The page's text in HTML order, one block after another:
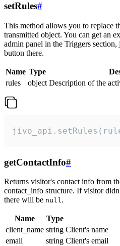
setRules#
This method allows you to replace
transmitted object. You can get an
admin panel in the Triggers
button there.
Name Type
rules
object Description of the
getContactInfo#
Returns visitor's contact info from
contact_info structure. If visitor
there will be null.
Name Type
client_name string Client's name
email
string Client's email